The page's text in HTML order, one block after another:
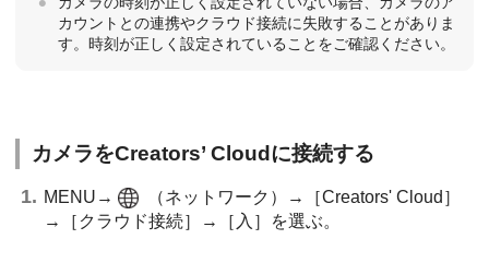
カウントとの連携やクラウド接続に失敗することがありま
す。時刻が正しく設定されていることをご確認ください。
カメラをCreators’ Cloudに接続する
MENU → （ネットワーク ）→
［Creators' Cloud］
→
［クラウド接続］ → ［入］ を選ぶ。